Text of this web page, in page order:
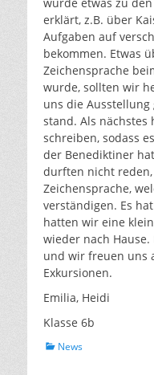
wurde etwas zu
erklärt, z.B. über
Aufgaben auf
bekommen. Etwas
Zeichensprache
wurde, sollten wir
uns die
stand. Als
schreiben, sodass
der Benediktiner
durften nicht
Zeichensprache,
verständigen. Es
hatten wir eine
wieder nach
und wir freuen uns
Exkursionen.
Emilia, Heidi
Klasse 6b
Kategorien
News